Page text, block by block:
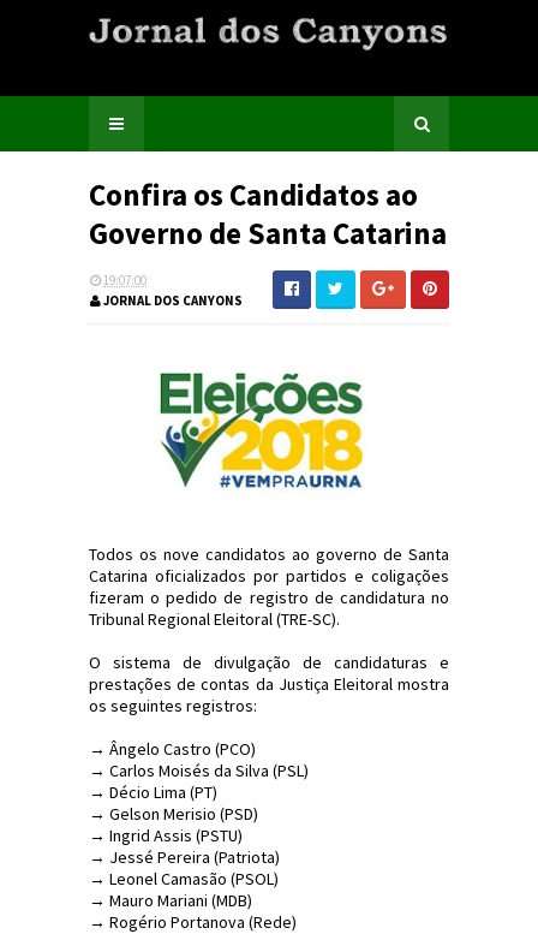
Confira os Candidatos ao
Governo de Santa Catarina
19:07:00
JORNAL DOS CANYONS
Todos os nove candidatos ao governo de Santa
Catarina oficializados por partidos e coligações
fizeram o pedido de registro de candidatura no
Tribunal Regional Eleitoral (TRE-SC).
O sistema de divulgação de candidaturas e
prestações de contas da Justiça Eleitoral mostra
os seguintes registros:
→ Ângelo Castro (PCO)
→ Carlos Moisés da Silva (PSL)
→ Décio Lima (PT)
→ Gelson Merisio (PSD)
→ Ingrid Assis (PSTU)
→ Jessé Pereira (Patriota)
→ Leonel Camasão (PSOL)
→ Mauro Mariani (MDB)
→ Rogério Portanova (Rede)